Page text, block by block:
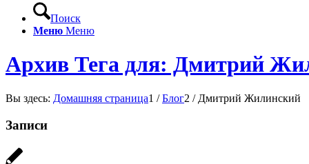
Поиск
Меню Меню
Архив Тега для: Дмитрий
Вы здесь: Домашняя страница1 / Блог2 / Дмитрий Жилинский
Записи